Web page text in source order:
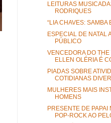
LEITURAS
RODRIQUES
“LIA CHAVES: SAMBA
ESPECIAL DE NATAL
PÚBLICO
VENCEDORA DO
ELLEN OLÉRIA É
PIADAS SOBRE
COTIDIANAS
MULHERES MAIS
HOMENS
PRESENTE DE PAPAI
POP-ROCK AO